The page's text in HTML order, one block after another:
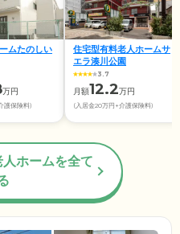
ムたのしい
万円
護保険料)
住宅型有料老人ホームサ
エラ湊川公園
3.7
月額12.2万円
(入居金20万円+介護保険料)
ホームを全て